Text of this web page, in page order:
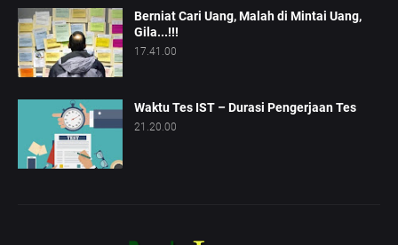
Berniat Cari Uang, Malah di Mintai Uang,
Gila...!!!
17.41.00
Waktu Tes IST – Durasi Pengerjaan Tes
21.20.00